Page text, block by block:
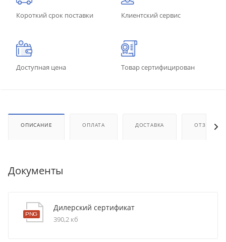
Короткий срок поставки Клиентский сервис
Доступная цена Товар сертифицирован
ОПИСАНИЕ ОПЛАТА ДОСТАВКА ОТЗЫВЫ
Документы
Дилерский сертификат
390,2 кб